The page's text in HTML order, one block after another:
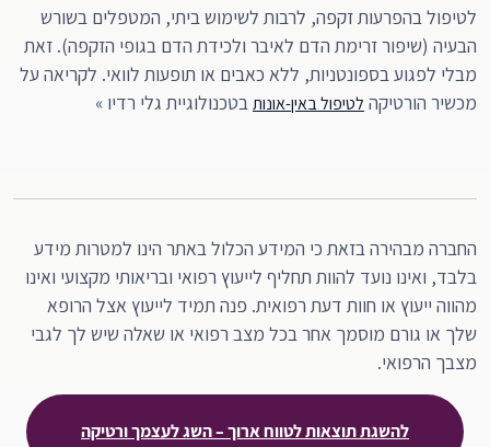
לטיפול בהפרעות זקפה, לרבות לשימוש ביתי, המטפלים בשורש
הבעיה (שיפור זרימת הדם לאיבר ולכידת הדם בגופי הזקפה). זאת
מבלי לפגוע בספונטניות, ללא כאבים או תופעות לוואי. לקריאה על
מכשיר הורטיקה לטיפול באין-אונותבטכנולוגיית גלי רדיו »
החברה מבהירה בזאת כי המידע הכלול באתר הינו למטרות מידע
בלבד, ואינו נועד להוות תחליף לייעוץ רפואי ובריאותי מקצועי ואינו
מהווה ייעוץ או חוות דעת רפואית. פנה תמיד לייעוץ אצל הרופא
שלך או גורם מוסמך אחר בכל מצב רפואי או שאלה שיש לך לגבי
מצבך הרפואי.
להשגת תוצאות לטווח ארוך – השג לעצמך ורטיקה